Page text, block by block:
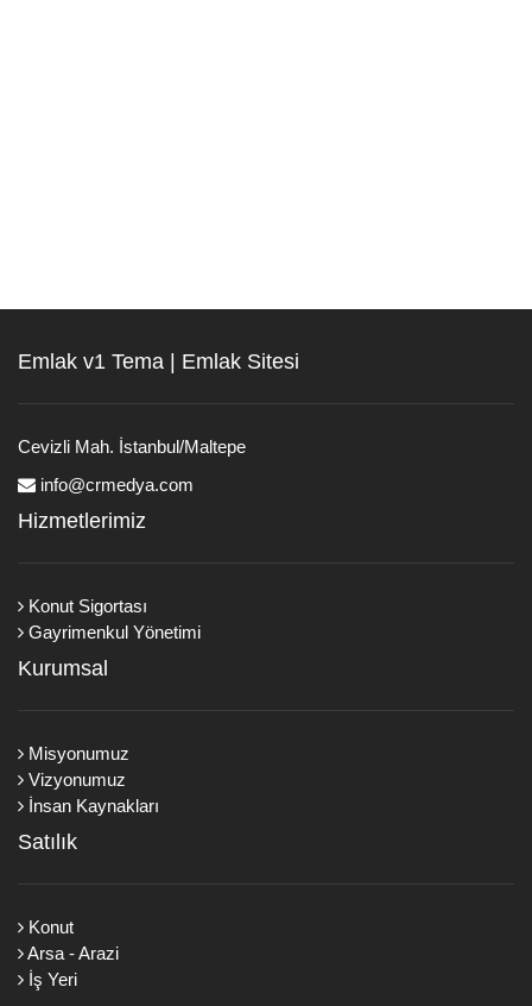
Emlak v1 Tema | Emlak Sitesi
Cevizli Mah. İstanbul/Maltepe
info@crmedya.com
Hizmetlerimiz
Konut Sigortası
Gayrimenkul Yönetimi
Kurumsal
Misyonumuz
Vizyonumuz
İnsan Kaynakları
Satılık
Konut
Arsa - Arazi
İş Yeri